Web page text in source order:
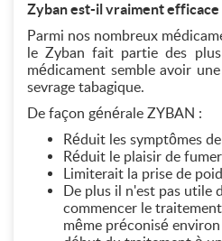
Zyban est-il vraiment efficace
Parmi nos nombreux
le Zyban fait partie des
médicament semble avoir
sevrage tabagique.
De façon générale ZYBAN :
Réduit les symptômes
Réduit le plaisir de
Limiterait la prise de
De plus il n'est pas utile
commencer le
même préconisé